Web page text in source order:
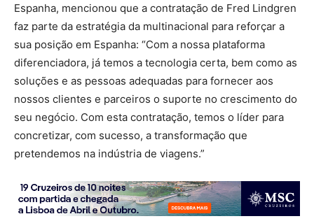
Espanha, mencionou que a contratação de Fred Lindgren
faz parte da estratégia da multinacional para reforçar a
sua posição em Espanha: “Com a nossa plataforma
diferenciadora, já temos a tecnologia certa, bem como as
soluções e as pessoas adequadas para fornecer aos
nossos clientes e parceiros o suporte no crescimento do
seu negócio. Com esta contratação, temos o líder para
concretizar, com sucesso, a transformação que
pretendemos na indústria de viagens.”